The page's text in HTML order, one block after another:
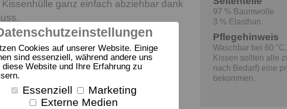
Cookies auf unserer Website. Einige
sind essenziell, während andere uns
diese Website und Ihre Erfahrung zu
Essenziell
Marketing
Externe Medien
ganz einfach abziehbar dank
Clima der perfekte Partner für die
NB 1 bis NB 3;
NB 4 bis NB 5;
NB 6 bis NB 8.
97 % Baumwolle
3 % Elasthan
Pflegehinweis
Waschbar bei 60 °C.
Kissen sollten alle
nach Bedarf) eine
bekommen.